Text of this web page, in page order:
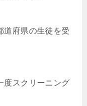
道府県の生徒を受
度スクリーニング